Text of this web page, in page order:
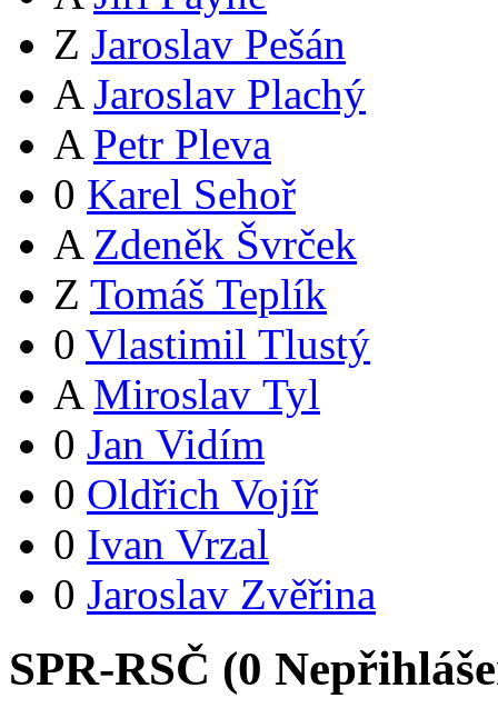
Z Jaroslav Pešán
A Jaroslav Plachý
A Petr Pleva
0 Karel Sehoř
A Zdeněk Švrček
Z Tomáš Teplík
0 Vlastimil Tlustý
A Miroslav Tyl
0 Jan Vidím
0 Oldřich Vojíř
0 Ivan Vrzal
0 Jaroslav Zvěřina
SPR-RSČ (0